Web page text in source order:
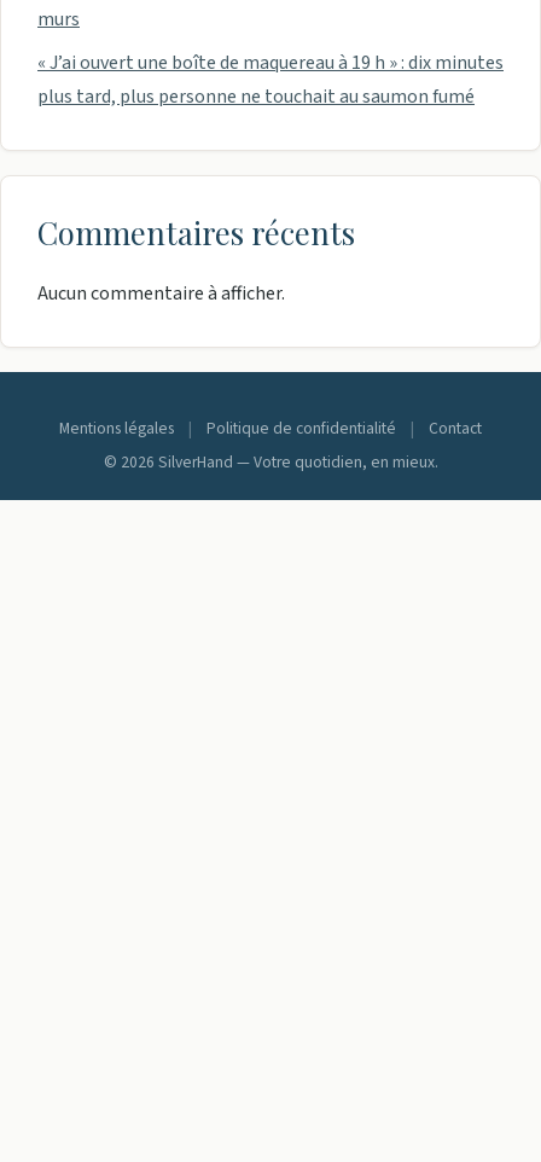
murs
« J’ai ouvert une boîte de maquereau à 19 h » : dix minutes
plus tard, plus personne ne touchait au saumon fumé
Commentaires récents
Aucun commentaire à afficher.
Mentions légales | Politique de confidentialité |
Contact
© 2026 SilverHand — Votre quotidien, en mieux.